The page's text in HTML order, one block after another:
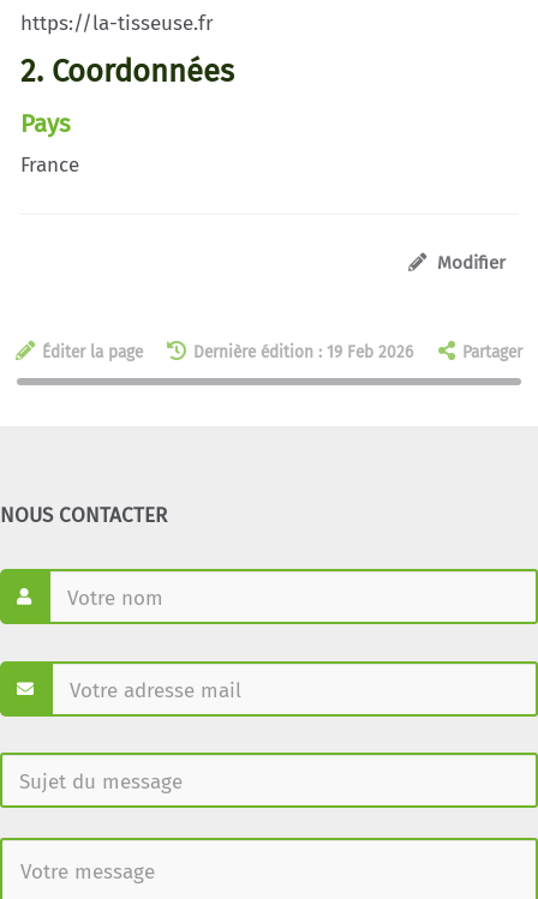
https://la-tisseuse.fr
2. Coordonnées
Pays
France
Modifier
Éditer la page Dernière édition : 19 Feb 2026 Partager
NOUS CONTACTER